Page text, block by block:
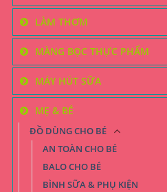
LÀM THƠM
MÀNG BỌC THỰC PHẨM
MÁY HÚT SỮA
MẸ & BÉ
ĐỒ DÙNG CHO BÉ
AN TOÀN CHO BÉ
BALO CHO BÉ
BÌNH SỮA & PHỤ KIỆN